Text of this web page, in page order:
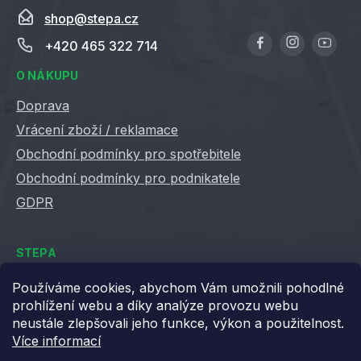
Používáme cookies, abychom Vám umožnili pohodlné
prohlížení webu a díky analýze provozu webu
neustále zlepšovali jeho funkce, výkon a použitelnost.
Více informací
shop@stepa.cz
+420 465 322 714
O NÁKUPU
Doprava
Vrácení zboží / reklamace
Obchodní podmínky pro spotřebitele
Obchodní podmínky pro podnikatele
GDPR
STEPA
Kontakty
Kariéra ve Stepě
Věrnostní slevy